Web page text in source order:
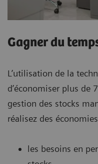
Gagner du
L’utilisation de la
d’économiser plus de
gestion des stocks
réalisez des
les besoins en